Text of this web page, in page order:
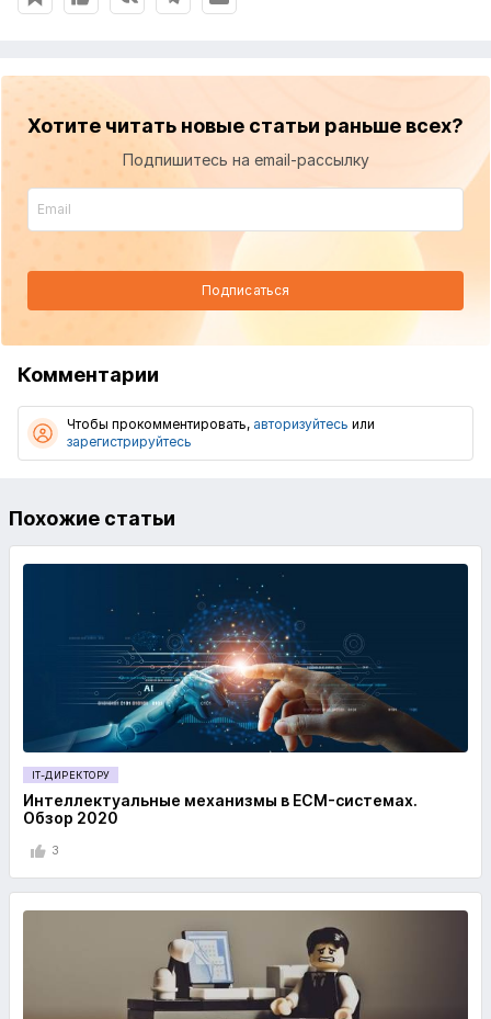
Хотите читать новые статьи раньше всех?
Подпишитесь на email-рассылку
Подписаться
Комментарии
Чтобы прокомментировать, авторизуйтесь или
зарегистрируйтесь
Похожие статьи
IT-ДИРЕКТОРУ
Интеллектуальные механизмы в ECM-системах.
Обзор 2020
3